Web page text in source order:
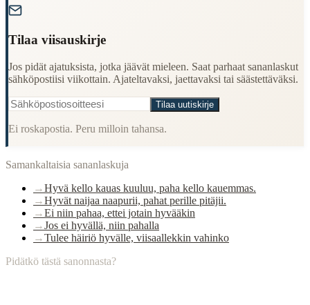
Tilaa viisauskirje
Jos pidät ajatuksista, jotka jäävät mieleen. Saat parhaat sananlaskut
sähköpostiisi viikottain. Ajateltavaksi, jaettavaksi tai säästettäväksi.
Tilaa uutiskirje
Ei roskapostia. Peru milloin tahansa.
Samankaltaisia sananlaskuja
→Hyvä kello kauas kuuluu, paha kello kauemmas.
→Hyvät naijaa naapurii, pahat perille pitäjii.
→Ei niin pahaa, ettei jotain hyvääkin
→Jos ei hyvällä, niin pahalla
→Tulee häiriö hyvälle, viisaallekkin vahinko
Pidätkö tästä sanonnasta?